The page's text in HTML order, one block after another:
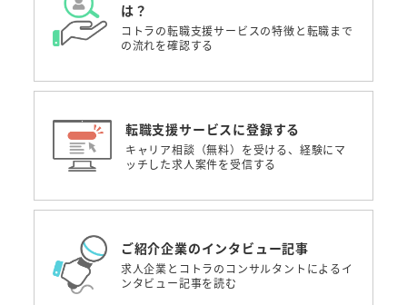
は？
コトラの転職支援サービスの特徴と転職まで
の流れを確認する
転職支援サービスに登録する
キャリア相談（無料）を受ける、経験にマ
ッチした求人案件を受信する
ご紹介企業のインタビュー記事
求人企業とコトラのコンサルタントによるイ
ンタビュー記事を読む